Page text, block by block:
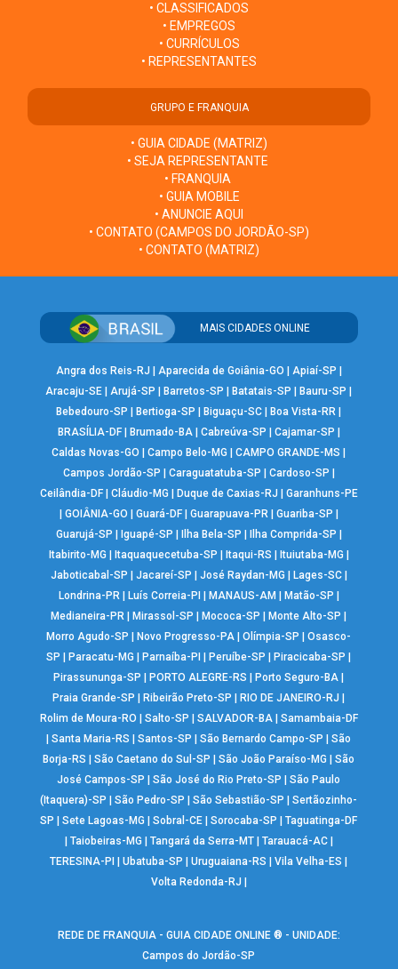
• CLASSIFICADOS
• EMPREGOS
• CURRÍCULOS
• REPRESENTANTES
GRUPO E FRANQUIA
• GUIA CIDADE (MATRIZ)
• SEJA REPRESENTANTE
• FRANQUIA
• GUIA MOBILE
• ANUNCIE AQUI
• CONTATO (CAMPOS DO JORDÃO-SP)
• CONTATO (MATRIZ)
MAIS CIDADES ONLINE
Angra dos Reis-RJ Aparecida de Goiânia-GO Apiaí-SP
Aracaju-SE |Arujá-SP Barretos-SP Batatais-SP Bauru-SP
Bebedouro-SP
Bertioga-SP Biguaçu-SC Boa Vista-RR
BRASÍLIA-DF| Brumado-BA| Cabreúva-SP Cajamar-SP
Caldas Novas-GO
|Campo Belo-MG |CAMPO GRANDE-MS
Campos Jordão-SP
Caraguatatuba-SP Cardoso-SP
Ceilândia-DF| Cláudio-MG Duque de Caxias-RJ
Garanhuns-PE
GOIÂNIA-GO Guará-DF| Guarapuava-PR| Guariba-SP
Guarujá-SP
Iguapé-SP Ilha Bela-SP Ilha Comprida-SP
Itabirito-MG
Itaquaquecetuba-SP Itaqui-RS Ituiutaba-MG
Jaboticabal-SP
Jacareí-SP José Raydan-MG Lages-SC|
Londrina-PR| Luís Correia-PI MANAUS-AM Matão-SP
Medianeira-PR
Mirassol-SP Mococa-SP Monte Alto-SP
Morro Agudo-SP
Novo Progresso-PA |Olímpia-SP |Osasco-
SP
Paracatu-MG Parnaíba-PI Peruíbe-SP Piracicaba-SP
Pirassununga-SP
PORTO ALEGRE-RS Porto Seguro-BA
Praia Grande-SP
Ribeirão Preto-SP RIO DE JANEIRO-RJ
Rolim de Moura-RO
Salto-SP SALVADOR-BA| Samambaia-DF
|Santa Maria-RS |Santos-SP |São Bernardo Campo-SP |São
Borja-RS
|São Caetano do Sul-SP |São João Paraíso-MG |São
José Campos-SP
|São José do Rio Preto-SP |São Paulo
(Itaquera)-SP
|São Pedro-SP |São Sebastião-SP |Sertãozinho-
SP
|Sete Lagoas-MG |Sobral-CE |Sorocaba-SP |Taguatinga-DF
Taiobeiras-MG Tangará da Serra-MT| Tarauacá-AC|
TERESINA-PI
|Ubatuba-SP |Uruguaiana-RS |Vila Velha-ES
Volta Redonda-RJ
REDE DE FRANQUIA - GUIA CIDADE ONLINE ® - UNIDADE:
Campos do Jordão-SP